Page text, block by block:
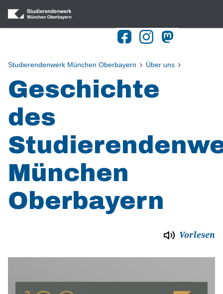
Studierendenwerk München Oberbayern Über uns
Geschichte
des
München
Oberbayern
Vorlesen
Gastronomie
Wohnheime
BAföG
Kulturangebot
Kitas
Studieren mit Behinderung
Stellenangebote